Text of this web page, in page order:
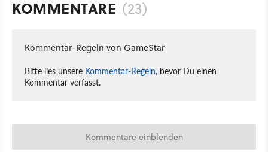
KOMMENTARE (23)
Kommentar-Regeln von GameStar
Bitte lies unsere Kommentar-Regeln, bevor Du einen
Kommentar verfasst.
Kommentare einblenden